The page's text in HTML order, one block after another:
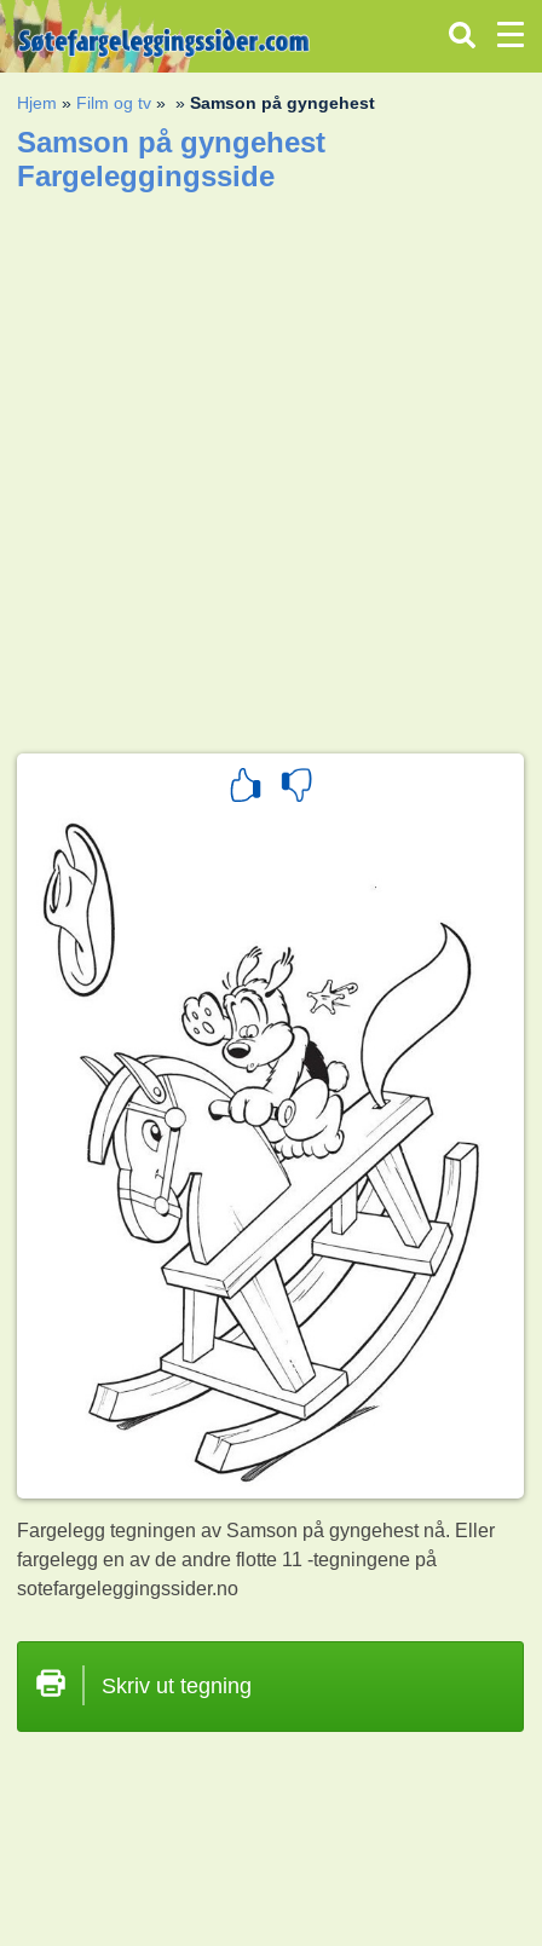
Hjem » Film og tv » »Samson på gyngehest
Samson på gyngehest
Fargeleggingsside
Fargelegg tegningen av Samson på gyngehest nå. Eller
fargelegg en av de andre flotte 11-tegningene på
sotefargeleggingssider.no
Skriv ut tegning